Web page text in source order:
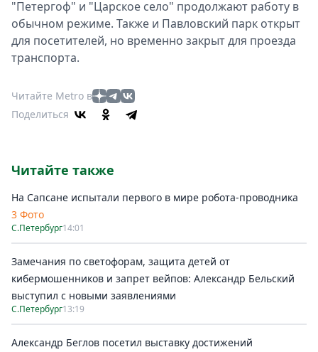
"Петергоф" и "Царское село" продолжают работу в
обычном режиме. Также и Павловский парк открыт
для посетителей, но временно закрыт для проезда
транспорта.
Читайте Metro в
Поделиться
Читайте также
На Сапсане испытали первого в мире робота-проводника
3 Фото
С.Петербург14:01
Замечания по светофорам, защита детей от
кибермошенников и запрет вейпов: Александр Бельский
выступил с новыми заявлениями
С.Петербург13:19
Александр Беглов посетил выставку достижений